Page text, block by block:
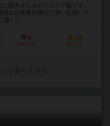
同タイトルのリメイク版です。
同士の命運を賭けた争いを描いて
道へと...
4
お気に入り
43
持ってる